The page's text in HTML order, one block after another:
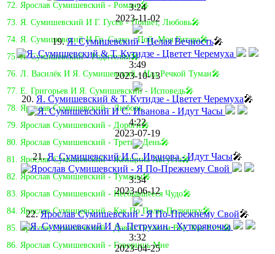
72. Ярослав Сумишевский - Романс🎤
73. Я. Сумишевский И Г. Гусев - Привет, Любовь🎤
74. Я. Сумишевский И Гр. Садко - Пой, Моя Гитара🎤
75. Я. Сумишевский - Родителям🎤
76. Л. Василёк И Я. Сумишевский - Над Речкой Туман🎤
77. Е. Григорьев И Я. Сумишевский - Исповедь🎤
78. Ярослав Сумишевский - Любовь
79. Ярослав Сумишевский - Дороги🎤
80. Ярослав Сумишевский - Третий День🎤
81. Ярослав Сумишевский - Женщина Августа🎤
82. Ярослав Сумишевский - Туманы🎤
83. Ярослав Сумишевский - Несбывшееся Чудо🎤
84. Ярослав Сумишевский - Как По Полю-Полюшку🎤
85. Ярослав Сумишевский - Давай Оставим Всё, Как Есть🎤
86. Ярослав Сумишевский - Говоришь Мне
3:24
2023-11-02
19.Я. Сумишевский - Целая Вечность🎤
3:49
2023-10-13
20.Я. Сумишевский & Т. Кутидзе - Цветет Черемуха🎤
4:22
2023-07-19
21.Я. Сумишевский И С. Иванова - Идут Часы🎤
3:34
2023-06-12
22.Ярослав Сумишевский - Я По-Прежнему Свой🎤
3:32
2023-04-25